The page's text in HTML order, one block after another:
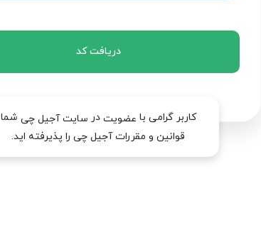
دریافت کد
کاربر گرامی با عضویت در سایت آجیل چی شما
قوانین و مقررات آجیل چی را پذیرفته اید.